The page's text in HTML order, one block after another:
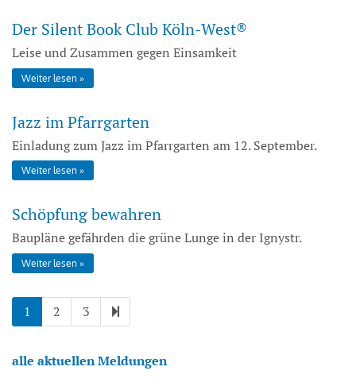
Der Silent Book Club Köln-West®
Leise und Zusammen gegen Einsamkeit
Weiter lesen
Jazz im Pfarrgarten
Einladung zum Jazz im Pfarrgarten am 12. September.
Weiter lesen
Schöpfung bewahren
Baupläne gefährden die grüne Lunge in der Ignystr.
Weiter lesen
1 2 3
alle aktuellen Meldungen